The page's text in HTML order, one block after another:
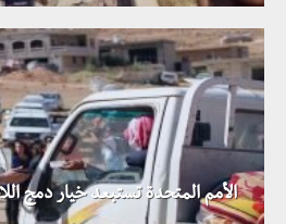
الأمم المتحدة تستبعد خيار دمج